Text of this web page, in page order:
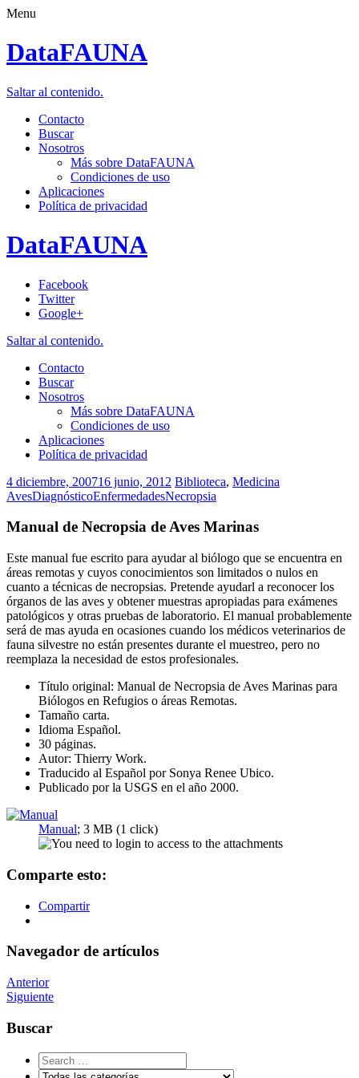
Menu
DataFAUNA
Saltar al contenido.
Contacto
Buscar
Nosotros
Más sobre DataFAUNA
Condiciones de uso
Aplicaciones
Política de privacidad
DataFAUNA
Facebook
Twitter
Google+
Saltar al contenido.
Contacto
Buscar
Nosotros
Más sobre DataFAUNA
Condiciones de uso
Aplicaciones
Política de privacidad
4 diciembre, 200716 junio, 2012 Biblioteca, Medicina
AvesDiagnósticoEnfermedadesNecropsia
Manual de Necropsia de Aves Marinas
Este manual fue escrito para ayudar al biólogo que se encuentra en
áreas remotas y cuyos conocimientos son limitados o nulos en
cuanto a técnicas de necropsias. Pretende ayudarl a reconocer los
órganos de las aves y obtener muestras apropiadas para exámenes
patológicos y otras pruebas de laboratorio. El manual probablemente
será de mas ayuda en ocasiones cuando los médicos veterinarios de
fauna silvestre no están presentes durante el muestreo, pero no
reemplaza la necesidad de estos profesionales.
Título original: Manual de Necropsia de Aves Marinas para
Biólogos en Refugios o áreas Remotas.
Tamaño carta.
Idioma Español.
30 páginas.
Autor: Thierry Work.
Traducido al Español por Sonya Renee Ubico.
Publicado por la USGS en el año 2000.
Manual; 3 MB (1 click)
Comparte esto:
Compartir
Navegador de artículos
Anterior
Siguiente
Buscar